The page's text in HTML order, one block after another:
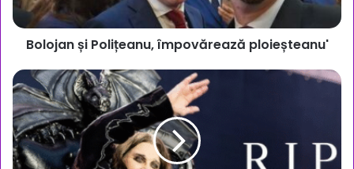
Bolojan și Polițeanu, împovărează ploieșteanu'
Doliu
mondial
în
rock:
Ozzy
Osbourne,